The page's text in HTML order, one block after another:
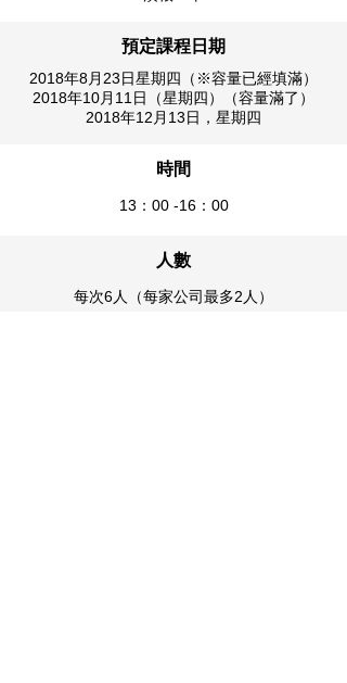
預定課程日期
2018年8月23日星期四（※容量已經填滿）
2018年10月11日（星期四）（容量滿了）
2018年12月13日，星期四
時間
13：00 -16：00
人數
每次6人（每家公司最多2人）